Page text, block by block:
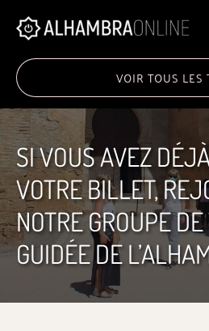
Aller à la navigation principale
Aller au contenu
Aller au pied de page
VOIR TOUS LES
SI VOUS AVEZ
VOTRE BILLET,
NOTRE GROUPE
GUIDÉE DE